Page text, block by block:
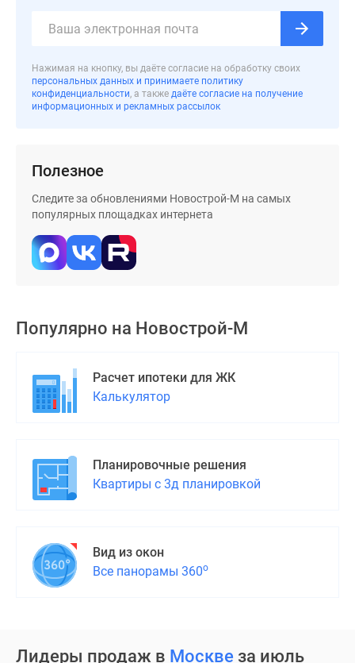
Апартаменты
ипотека
#рассрочка
скидками
Видео
новостроек
Rutube
Москве
Москве
Новостройки
Новостройки
бизнес-
ипотека
Нажимая на кнопку, вы даёте согласие на обработку своих
персональных данных и принимаете политику
конфиденциальности, а также даёте согласие на получение
информационных и рекламных рассылок
Полезное
Следите за обновлениями Новострой-М на самых
популярных площадках интернета
Популярно на Новострой-М
Расчет ипотеки для ЖК
Калькулятор
Планировочные решения
Квартиры с 3д планировкой
Вид из окон
Все панорамы 360о
Лидеры продаж в Москве за июль